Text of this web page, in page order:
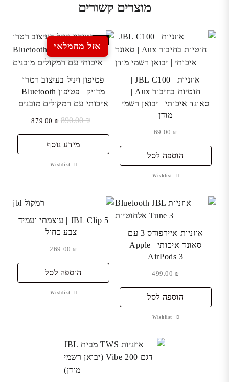
מוצרים קשורים
אוזניות | JBL C100 |
חוטיות בחיבור Aux |
סאונד איכותי | יבואן רשמי
מודן
₪
הוספה לסל
Wishlist
אזל מהמלאי
Sale
פטיפון ויניל בעיצוב רטרו
מדויק | פטיפון Bluetooth
איכותי עם רמקולים מובנים
₪
890.00
המחיר
היה:
₪ 890.00.
₪
המחיר
₪ 879.00.
מידע נוסף
Wishlist
אוזניות איירפודס 3 עם
סאונד איכותי | Apple
AirPods 3
₪
הוספה לסל
Wishlist
JBL Clip 5 | עוצמתי ועמיד
| צבע כחול
₪
הוספה לסל
Wishlist